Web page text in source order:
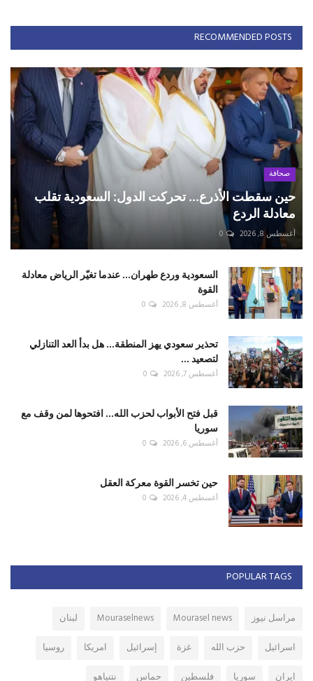
RECOMMENDED POSTS
صحافة
حين سقطت الأذرع... تحركت الدول: السعودية تقلب
معادلة الردع
أغسطس 8, 2026 0
السعودية وردع طهران... عندما تغيّر الرياض معادلة
القوة
أغسطس 8, 2026 0
تحذير سعودي يهز المنطقة... هل بدأ العد التنازلي
لتصعيد ...
أغسطس 7, 2026 0
قبل فتح الأبواب لحزب الله... افتحوها لمن وقف مع
سوريا
أغسطس 6, 2026 0
حين تخسر القوة معركة العقل
أغسطس 4, 2026 0
POPULAR TAGS
مراسل نيوز Mourasel news
Mouraselnews
لبنان
اسرائيل
حزب الله غزة إسرائيل امريكا
روسيا
ايران
سوريا فلسطين حماس نتنياهو